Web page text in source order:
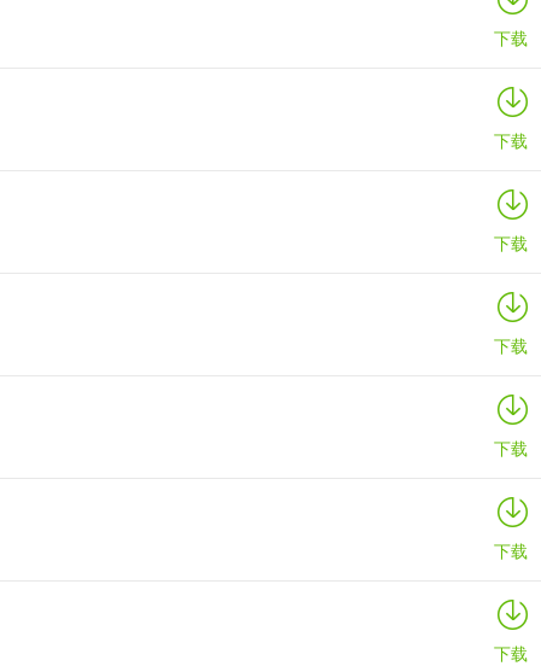
下载
下载
下载
下载
下载
下载
下载